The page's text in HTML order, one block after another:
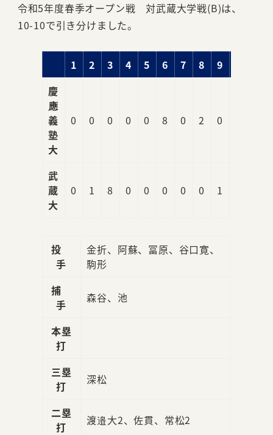
令和5年度春季オープン戦 対武蔵大学戦(B)は、
10-10で引き分けました。
1 2 3 4 5 6 7 8 9
慶
應
義
塾
大
0 0 0 0 0 8 0 2 0
武
蔵
大
0 1 8 0 0 0 0 0 1
投
手
金折、阿蘇、冨原、谷口寛、
駒形
捕
手
森谷、池
本塁
打
三塁
打
深松
二塁
打
渡邉大2、佐貫、常松2